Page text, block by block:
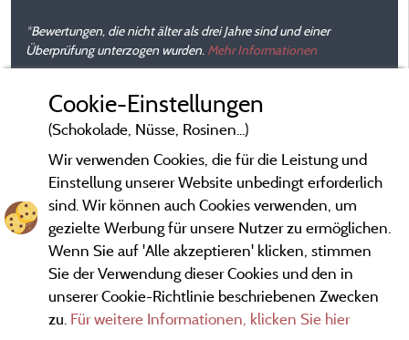
*Bewertungen, die nicht älter als drei Jahre sind und einer
Überprüfung unterzogen wurden. Mehr Informationen
Gesetzliche Bedingungen
Cookie-Einstellungen
(Schokolade, Nüsse, Rosinen...)
Wir verwenden Cookies, die für die Leistung und
Einstellung unserer Website unbedingt erforderlich
sind. Wir können auch Cookies verwenden, um
gezielte Werbung für unsere Nutzer zu ermöglichen.
Wenn Sie auf 'Alle akzeptieren' klicken, stimmen
Sie der Verwendung dieser Cookies und den in
unserer Cookie-Richtlinie beschriebenen Zwecken
zu. Für weitere Informationen, klicken Sie hier